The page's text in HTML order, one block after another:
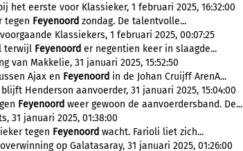
het eerste voor Klassieker, 1 februari 2025, 16:32:00
tegen Feyenoord zondag. De talentvolle...
Klassiekers, 1 februari 2025, 00:07:25
terwijl Feyenoord er negentien keer in slaagde...
van Makkelie, 31 januari 2025, 15:52:50
Ajax en Feyenoord in de Johan Cruijff ArenA...
Henderson aanvoerder, 31 januari 2025, 15:04:00
Feyenoord weer gewoon de aanvoerdersband. De...
31 januari 2025, 01:38:00
tegen Feyenoord wacht. Farioli liet zich...
op Galatasaray, 31 januari 2025, 01:26:00